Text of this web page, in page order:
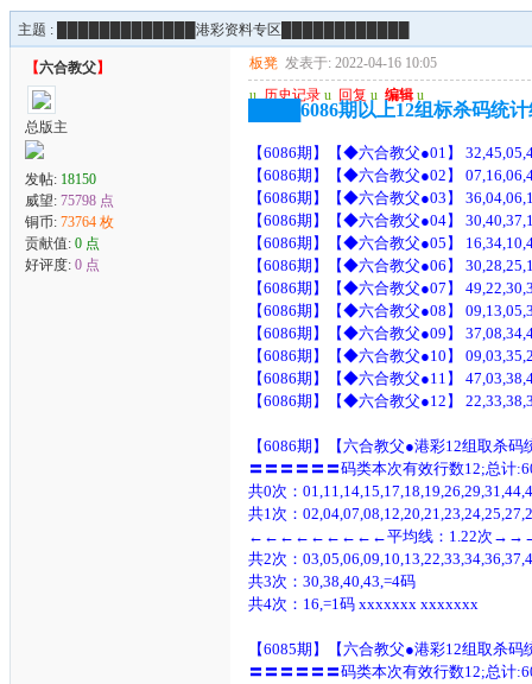
主题 : █████████████港彩资料专区████████████
【六合教父】
总版主
发帖: 18150
威望: 75798 点
铜币: 73764 枚
贡献值: 0 点
好评度: 0 点
板凳 发表于: 2022-04-16 10:05
u 历史记录 u 回复 u 编辑 u
████6086期以上12组标杀码统
【6086期】【◆六合教父●01】
【6086期】【◆六合教父●02】
【6086期】【◆六合教父●03】
【6086期】【◆六合教父●04】
【6086期】【◆六合教父●05】
【6086期】【◆六合教父●06】
【6086期】【◆六合教父●07】
【6086期】【◆六合教父●08】
【6086期】【◆六合教父●09】
【6086期】【◆六合教父●10】
【6086期】【◆六合教父●11】
【6086期】【◆六合教父●12】
【6086期】【六合教父●港彩12组取杀码
〓〓〓〓〓〓码类本次有效行数12;总计
共0次：
共1次：
←←←←←←←←←平均线：1.22次
共2次：
共3次：30,38,40,43,=4码
共4次：16,=1码 xxxxxxx xxxxxxx
【6085期】【六合教父●港彩12组取杀码
〓〓〓〓〓〓码类本次有效行数12;总计